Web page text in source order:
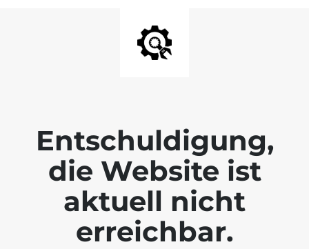
Entschuldigung,
die Website ist
aktuell nicht
erreichbar.